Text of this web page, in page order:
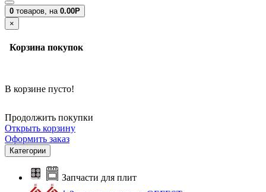
0 товаров, на 0.00Р
×
Корзина покупок
В корзине пусто!
Продолжить покупки
Открыть корзину
Оформить заказ
Категории
Запчасти для плит